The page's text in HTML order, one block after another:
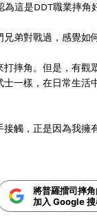
這是DDT職業摔角
弟對戰過，感覺如
摔角。但是，有
一樣，在日常生活
觸，正是因為我擁
將普羅擂司摔
加入 Google